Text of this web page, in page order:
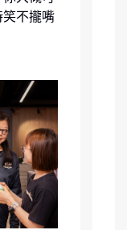
不攏嘴